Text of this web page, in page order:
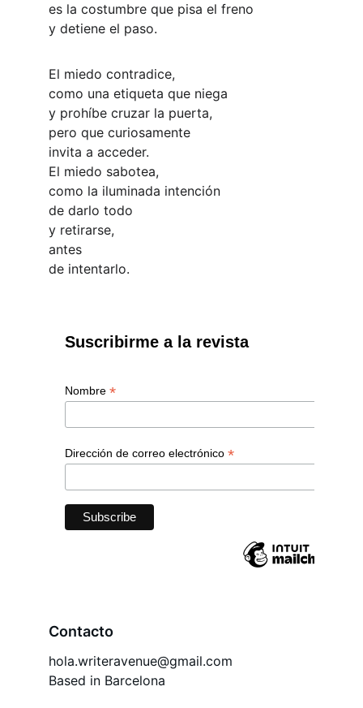
es la costumbre que pisa el freno
y detiene el paso.
El miedo contradice,
como una etiqueta que niega
y prohíbe cruzar la puerta,
pero que curiosamente
invita a acceder.
El miedo sabotea,
como la iluminada intención
de darlo todo
y retirarse,
antes
de intentarlo.
Contacto
hola.writeravenue@gmail.com
Based in Barcelona